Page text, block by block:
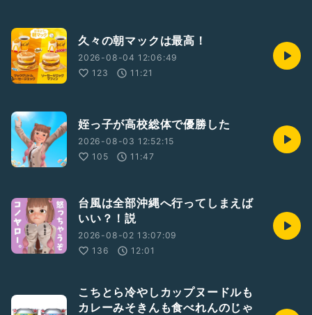
久々の朝マックは最高！
2026-08-04 12:06:49
123
11:21
姪っ子が高校総体で優勝した
2026-08-03 12:52:15
105
11:47
台風は全部沖縄へ行ってしまえば
いい？！説
2026-08-02 13:07:09
136
12:01
こちとら冷やしカップヌードルも
カレーみそきんも食べれんのじゃ